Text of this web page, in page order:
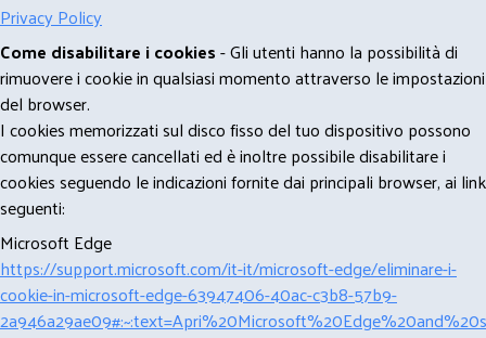
Privacy Policy
Come disabilitare i cookies- Gli utenti hanno la possibilità di
rimuovere i cookie in qualsiasi momento attraverso le impostazioni
del browser.
I cookies memorizzati sul disco fisso del tuo dispositivo possono
comunque essere cancellati ed è inoltre possibile disabilitare i
cookies seguendo le indicazioni fornite dai principali browser, ai link
seguenti:
Microsoft Edge
https://support.microsoft.com/it-it/microsoft-edge/eliminare-i-
cookie-in-microsoft-edge-63947406-40ac-c3b8-57b9-